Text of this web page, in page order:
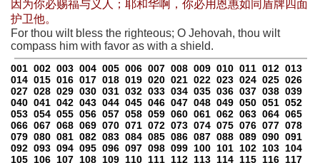
因为你必赐福与义人；耶和华啊，你必用恩惠如同盾牌四面
护卫他。
For thou wilt bless the righteous; O Jehovah, thou wilt
compass him with favor as with a shield.
001 002 003 004 005 006 007 008 009 010 011 012 013
014 015 016 017 018 019 020 021 022 023 024 025 026
027 028 029 030 031 032 033 034 035 036 037 038 039
040 041 042 043 044 045 046 047 048 049 050 051 052
053 054 055 056 057 058 059 060 061 062 063 064 065
066 067 068 069 070 071 072 073 074 075 076 077 078
079 080 081 082 083 084 085 086 087 088 089 090 091
092 093 094 095 096 097 098 099 100 101 102 103 104
105 106 107 108 109 110 111 112 113 114 115 116 117